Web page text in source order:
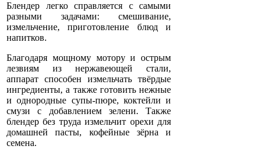
Блендер легко справляется с самыми
разными задачами: смешивание,
измельчение, приготовление блюд и
напитков.
Благодаря мощному мотору и острым
лезвиям из нержавеющей стали,
аппарат способен измельчать твёрдые
ингредиенты, а также готовить нежные
и однородные супы-пюре, коктейли и
смузи с добавлением зелени. Также
блендер без труда измельчит орехи для
домашней пасты, кофейные зёрна и
семена.